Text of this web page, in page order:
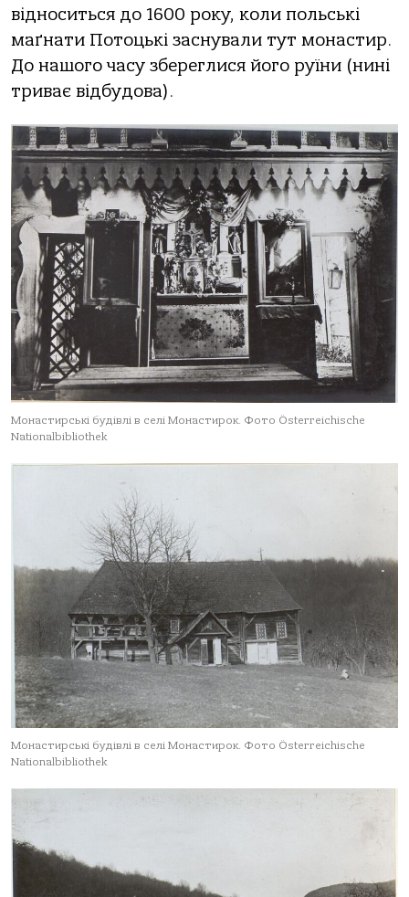
відноситься до 1600 року, коли польські
маґнати Потоцькі заснували тут монастир.
До нашого часу збереглися його руїни (нині
триває відбудова).
Монастирські будівлі в селі Монастирок. Фото Österreichische
Nationalbibliothek
Монастирські будівлі в селі Монастирок. Фото Österreichische
Nationalbibliothek